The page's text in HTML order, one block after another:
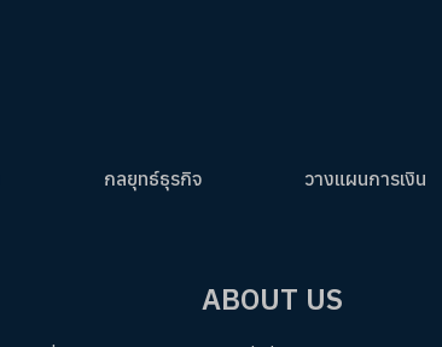
กลยุทธ์ธุรกิจ วางแผนการเงิน
ABOUT US